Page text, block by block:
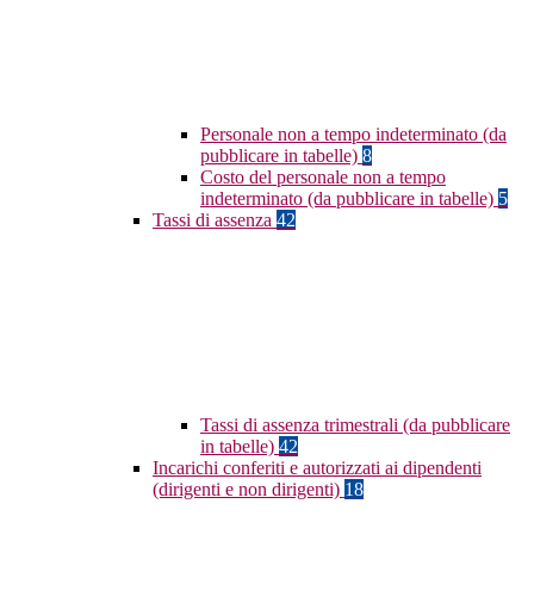
Personale non a tempo indeterminato (da
pubblicare in tabelle) 8
Costo del personale non a tempo
indeterminato (da pubblicare in tabelle) 5
Tassi di assenza 42
Tassi di assenza trimestrali (da pubblicare
in tabelle) 42
Incarichi conferiti e autorizzati ai dipendenti
(dirigenti e non dirigenti) 18